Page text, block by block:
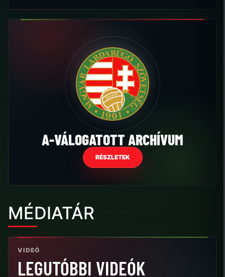
A-VÁLOGATOTT ARCHÍVUM
RÉSZLETEK
MÉDIATÁR
VIDEÓ
LEGUTÓBBI VIDEÓK